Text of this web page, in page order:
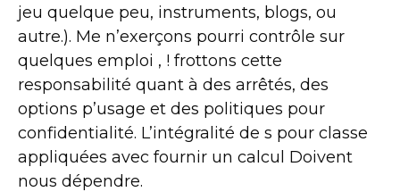
jeu quelque peu, instruments, blogs, ou
autre.). Me n’exerçons pourri contrôle sur
quelques emploi , ! frottons cette
responsabilité quant à des arrêtés, des
options p’usage et des politiques pour
confidentialité. L’intégralité de s pour classe
appliquées avec fournir un calcul Doivent
nous dépendre.